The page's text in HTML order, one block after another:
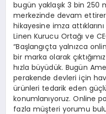
bugün yaklaşık 3 bin 250
merkezinde devam
hikayesine imza
Linen Kurucu Ortağı ve
“Başlangıçta yalnızca
bir marka olarak
hızla büyüdük. Bugün
perakende devleri için
ürünleri tedarik eden
konumlanıyoruz. Online
fazla müşteri yorumu